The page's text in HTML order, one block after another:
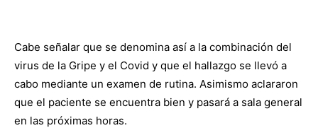
Cabe señalar que se denomina así a la combinación del
virus de la Gripe y el Covid y que el hallazgo se llevó a
cabo mediante un examen de rutina. Asimismo aclararon
que el paciente se encuentra bien y pasará a sala general
en las próximas horas.